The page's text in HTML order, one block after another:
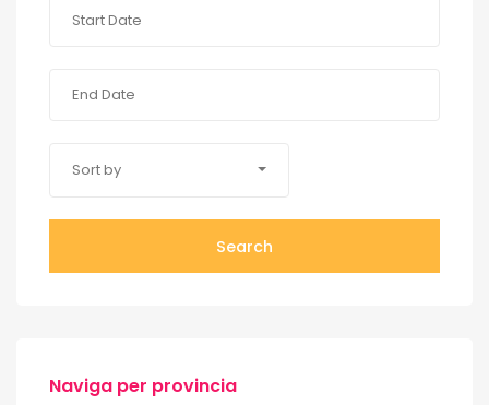
Sort by
Search
Naviga per provincia